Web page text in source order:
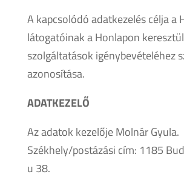
A kapcsolódó adatkezelés célja a
látogatóinak a Honlapon
szolgáltatások igénybevételéhez
azonosítása.
ADATKEZELŐ
Az adatok kezelője Molnár Gyula.
Székhely/postázási cím: 1185
u 38.